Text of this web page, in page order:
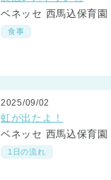
ベネッセ 西馬込保育園
食事
2025/09/02
虹が出たよ！
ベネッセ 西馬込保育園
1日の流れ